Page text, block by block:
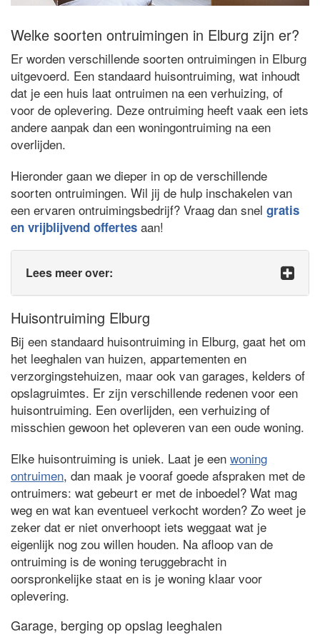
Welke soorten ontruimingen in Elburg zijn er?
Er worden verschillende soorten ontruimingen in Elburg
uitgevoerd. Een standaard huisontruiming, wat inhoudt
dat je een huis laat ontruimen na een verhuizing, of
voor de oplevering. Deze ontruiming heeft vaak een iets
andere aanpak dan een woningontruiming na een
overlijden.
Hieronder gaan we dieper in op de verschillende
soorten ontruimingen. Wil jij de hulp inschakelen van
een ervaren ontruimingsbedrijf? Vraag dan snel gratis
en vrijblijvend offertes aan!
Lees meer over:
Huisontruiming Elburg
Bij een standaard huisontruiming in Elburg, gaat het om
het leeghalen van huizen, appartementen en
verzorgingstehuizen, maar ook van garages, kelders of
opslagruimtes. Er zijn verschillende redenen voor een
huisontruiming. Een overlijden, een verhuizing of
misschien gewoon het opleveren van een oude woning.
Elke huisontruiming is uniek. Laat je een woning
ontruimen, dan maak je vooraf goede afspraken met de
ontruimers: wat gebeurt er met de inboedel? Wat mag
weg en wat kan eventueel verkocht worden? Zo weet je
zeker dat er niet onverhoopt iets weggaat wat je
eigenlijk nog zou willen houden. Na afloop van de
ontruiming is de woning teruggebracht in
oorspronkelijke staat en is je woning klaar voor
oplevering.
Garage, berging op opslag leeghalen